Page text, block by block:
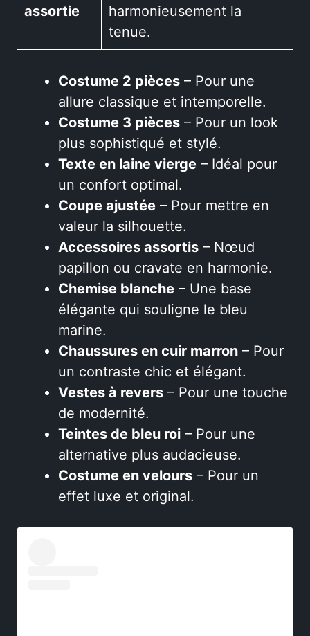
assortie
harmonieusement la
tenue.
Costume 2 pièces – Pour une
allure classique et intemporelle.
Costume 3 pièces – Pour un look
plus sophistiqué et stylé.
Texte en laine vierge – Idéal pour
un confort optimal.
Coupe ajustée – Pour mettre en
valeur la silhouette.
Accessoires assortis – Nœud
papillon ou cravate en harmonie.
Chemise blanche – Une base
élégante qui souligne le bleu
marine.
Chaussures en cuir marron – Pour
un contraste chic et élégant.
Vestes à revers – Pour une touche
de modernité.
Teintes de bleu roi – Pour une
alternative plus audacieuse.
Costume en velours – Pour un
effet luxe et original.